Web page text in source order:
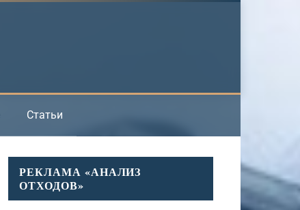
Статьи
РЕКЛАМА «АНАЛИЗ
ОТХОДОВ»